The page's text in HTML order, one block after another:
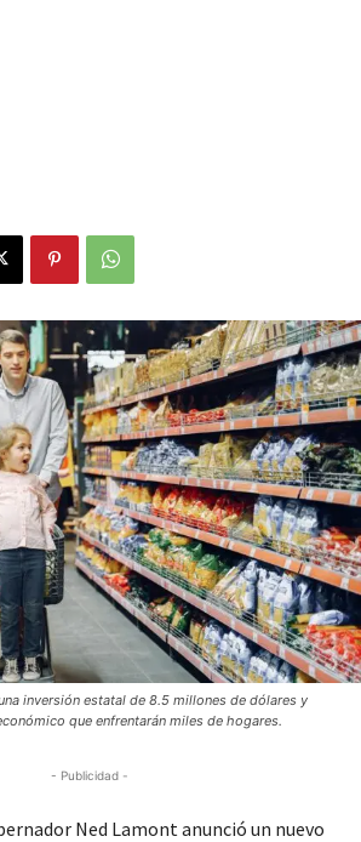
inversión estatal de 8.5 millones de dólares y
que enfrentarán miles de hogares.
- Publicidad -
Ned Lamont anunció un nuevo